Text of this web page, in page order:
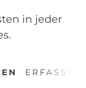
in jeder